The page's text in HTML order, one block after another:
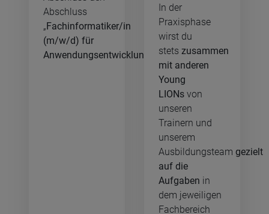
Abschluss
„Fachinformatiker/in
(m/w/d) für
Anwendungsentwicklung
In der
Praxisphase
wirst du
stets zusammen
mit anderen
Young
LIONs von
unseren
Trainern und
unserem
Ausbildungsteam gezielt
auf die
Aufgaben in
dem jeweiligen
Fachbereich